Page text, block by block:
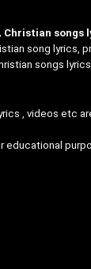
Christian songs
song lyrics,
songs
, videos etc
educational